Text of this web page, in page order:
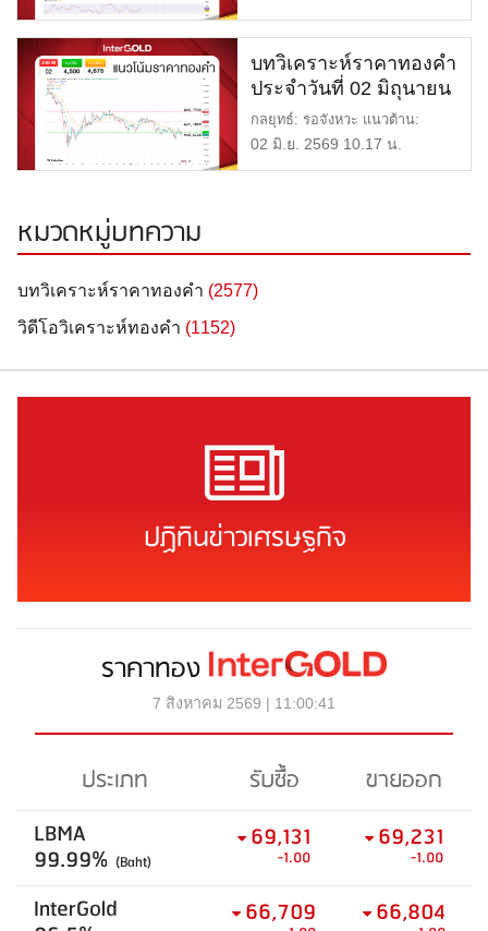
บทวิเคราะห์ราคาทองคำ
ประจำวันที่ 02 มิถุนายน
2569
กลยุทธ์: รอจังหวะ แนวต้าน:
$4,675 = 70,100 บาท แนวรับ:
02 มิ.ย. 2569 10.17 น.
หมวดหมู่บทความ
บทวิเคราะห์ราคาทองคำ (2577)
วิดีโอวิเคราะห์ทองคำ (1152)
ปฏิทินข่าวเศรษฐกิจ
ราคาทอง
7 สิงหาคม 2569 | 11:00:41
ประเภท รับซื้อ
ขายออก
LBMA
99.99% (Baht)
69,131
-1.00
69,231
-1.00
InterGold 66,709 66,804